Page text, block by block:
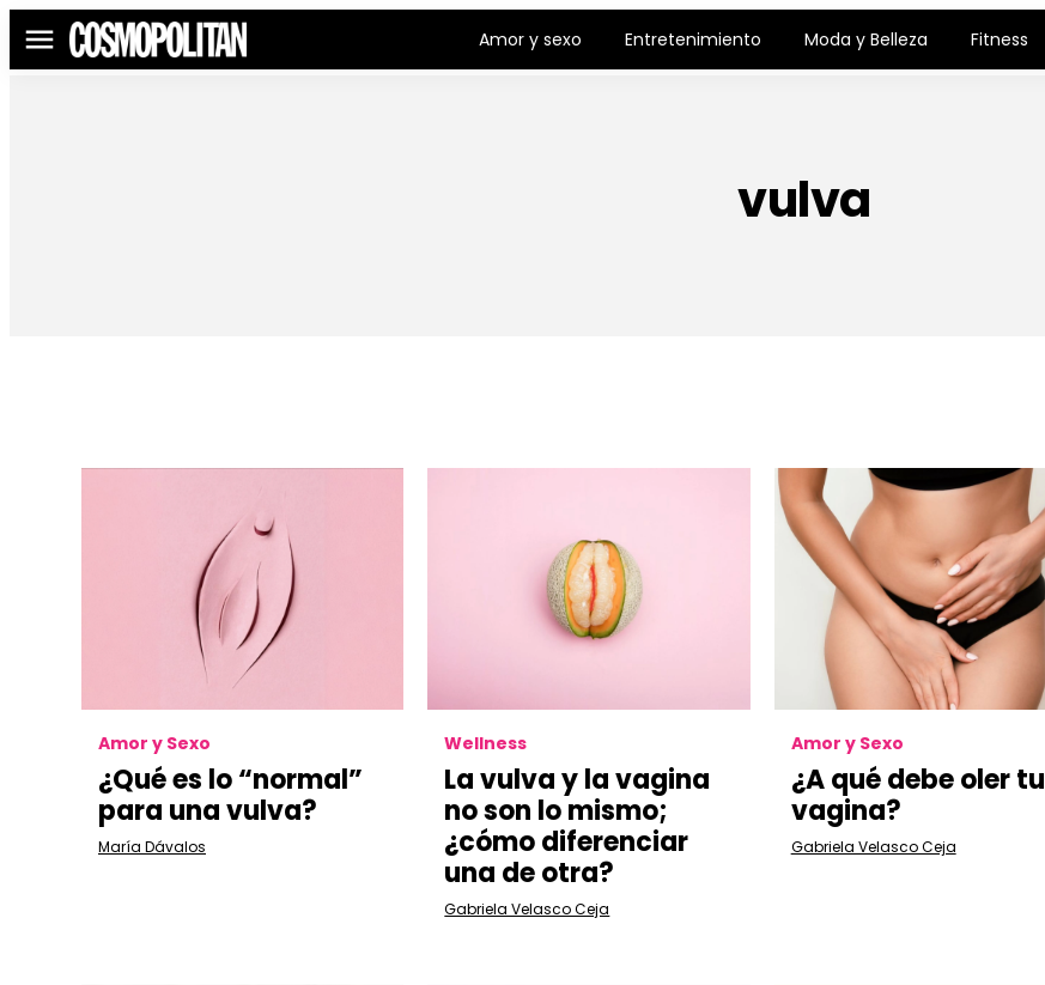
Menú Amor y sexo Entretenimiento Moda y Belleza Fitness
vulva
Amor y Sexo
¿Qué es lo “normal”
para una vulva?
María Dávalos
Wellness
La vulva y la vagina
no son lo mismo;
¿cómo diferenciar
una de otra?
Gabriela Velasco Ceja
Amor y Sexo
¿A qué debe oler tu
vagina?
Gabriela Velasco Ceja